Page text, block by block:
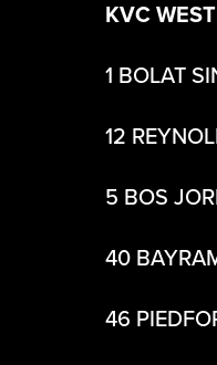
KVC
1 BOLAT
12
5 BOS
40
46